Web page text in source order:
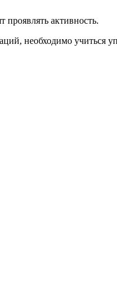
активность.
необходимо учиться